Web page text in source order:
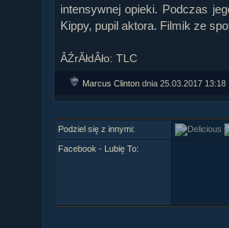
intensywnej opieki. Podczas
Kippy, pupil aktora. Filmik ze
ÂŹrĂłdÂło: TLC
Marcus Clinton dnia 25.03.2017 13:18
Podziel się z innymi:
Facebook - Lubię To: